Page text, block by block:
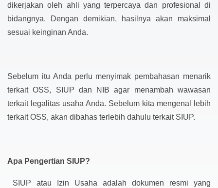
dikerjakan oleh ahli yang terpercaya dan profesional di
bidangnya. Dengan demikian, hasilnya akan maksimal
sesuai keinginan Anda.
Sebelum itu Anda perlu menyimak pembahasan menarik
terkait OSS, SIUP dan NIB agar menambah wawasan
terkait legalitas usaha Anda. Sebelum kita mengenal lebih
terkait OSS, akan dibahas terlebih dahulu terkait SIUP.
Apa Pengertian SIUP?
SIUP atau Izin Usaha adalah dokumen resmi yang